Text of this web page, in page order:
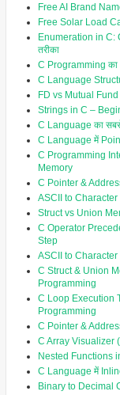
Free AI Brand
Free Solar Load
Enumeration in C:
तरीका
C Programming का
C Language
FD vs Mutual
Strings in C –
C Language का
C Language में
C Programming
Memory
C Pointer &
ASCII to
Struct vs Union
C Operator
Step
ASCII to
C Struct & Union
Programming
C Loop Execution
Programming
C Pointer &
C Array Visualizer
Nested Functions in
C Language में Inline
Binary to Decimal